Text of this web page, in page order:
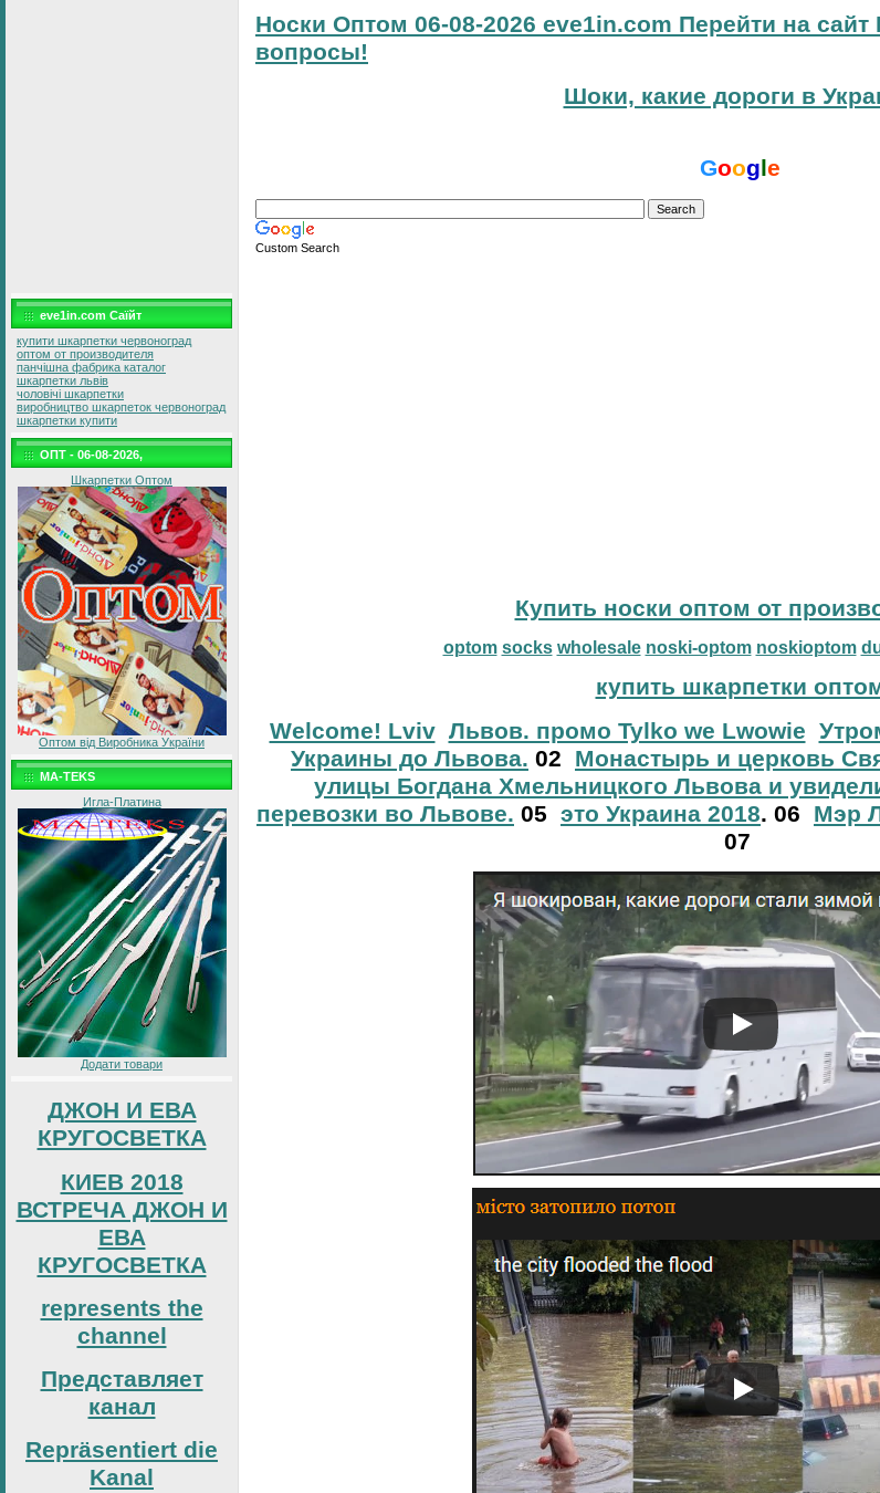
eve1in.com Саїйт
купити шкарпетки червоноград
оптом от производителя
панчішна фабрика каталог
шкарпетки львів
чоловічі шкарпетки
виробництво шкарпеток червоноград
шкарпетки купити
ОПТ - 06-08-2026,
Шкарпетки Оптом
Оптом від Виробника України
MA-TEKS
Игла-Платина
Додати товари
ДЖОН И ЕВА
КРУГОСВЕТКА
КИЕВ 2018
ВСТРЕЧА ДЖОН И
ЕВА
КРУГОСВЕТКА
represents the
channel
Представляет
канал
Repräsentiert die
Kanal
Носки Оптом 06-08-2026 eve1in.com Перейти на
вопросы!
Шоки, какие дороги в
Google
Custom Search
Купить носки оптом от
optom socks wholesale noski-optom noskioptom
купить шкарпетки
Welcome! Lviv Львов. промо Tylko we Lwowie
Украины до Львова. 02 Монастырь и церковь
улицы Богдана Хмельницкого Львова и
перевозки во Львове. 05 это Украина 2018. 06 Мэр
07